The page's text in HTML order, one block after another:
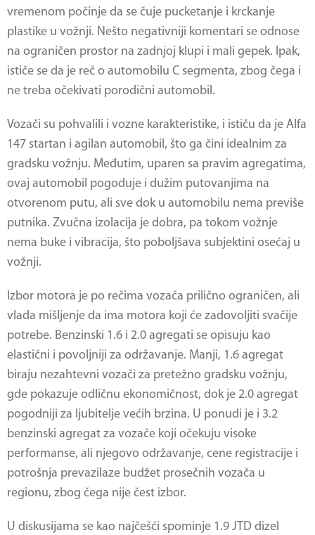
vremenom počinje da se čuje pucketanje i krckanje
plastike u vožnji. Nešto negativniji komentari se odnose
na ograničen prostor na zadnjoj klupi i mali gepek. Ipak,
ističe se da je reč o automobilu C segmenta, zbog čega i
ne treba očekivati porodični automobil.
Vozači su pohvalili i vozne karakteristike, i ističu da je Alfa
147 startan i agilan automobil, što ga čini idealnim za
gradsku vožnju. Međutim, uparen sa pravim agregatima,
ovaj automobil pogoduje i dužim putovanjima na
otvorenom putu, ali sve dok u automobilu nema previše
putnika. Zvučna izolacija je dobra, pa tokom vožnje
nema buke i vibracija, što poboljšava subjektini osećaj u
vožnji.
Izbor motora je po rečima vozača prilično ograničen, ali
vlada mišljenje da ima motora koji će zadovoljiti svačije
potrebe. Benzinski 1.6 i 2.0 agregati se opisuju kao
elastični i povoljniji za održavanje. Manji, 1.6 agregat
biraju nezahtevni vozači za pretežno gradsku vožnju,
gde pokazuje odličnu ekonomičnost, dok je 2.0 agregat
pogodniji za ljubitelje većih brzina. U ponudi je i 3.2
benzinski agregat za vozače koji očekuju visoke
performanse, ali njegovo održavanje, cene registracije i
potrošnja prevazilaze budžet prosečnih vozača u
regionu, zbog čega nije čest izbor.
U diskusijama se kao najčešći spominje 1.9 JTD dizel